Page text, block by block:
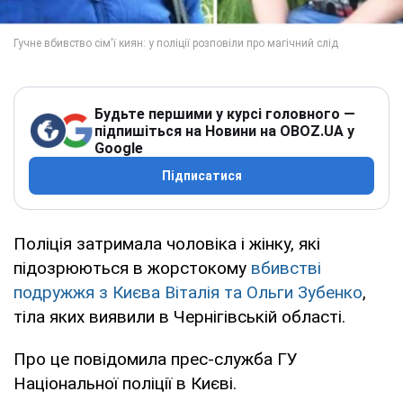
Будьте першими у курсі головного —
підпишіться на Новини на OBOZ.UA у
Google
Підписатися
Поліція затримала чоловіка і жінку, які
підозрюються в жорстокому вбивстві
подружжя з Києва Віталія та Ольги Зубенко,
тіла яких виявили в Чернігівській області.
Про це повідомила прес-служба ГУ
Національної поліції в Києві.